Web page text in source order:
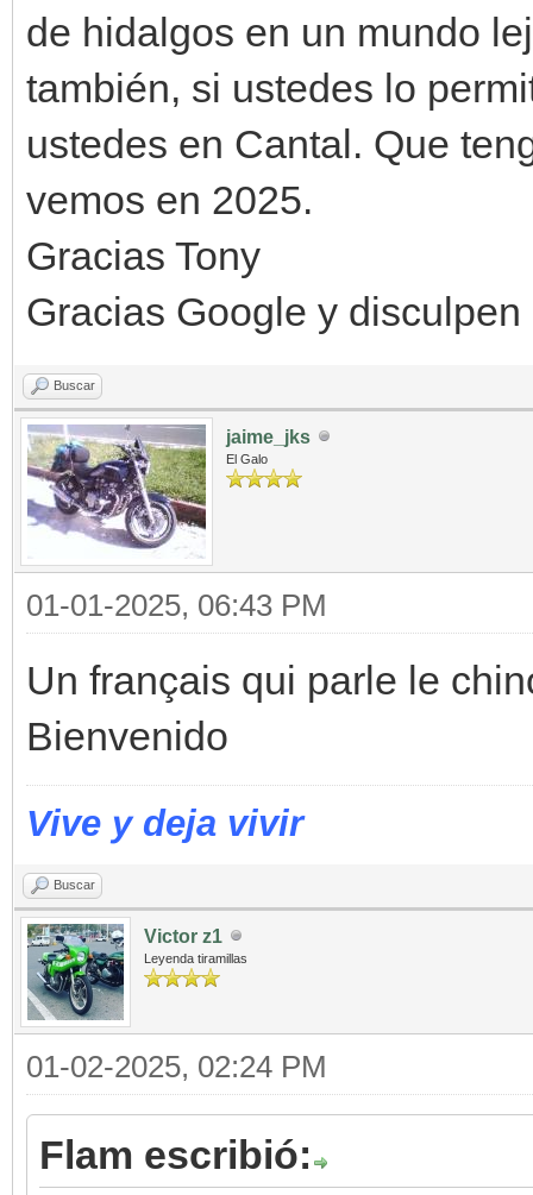
de hidalgos en un mundo
también, si ustedes lo
ustedes en Cantal. Que
vemos en 2025.
Gracias Tony
Gracias Google y
Buscar
jaime_jks
El Galo
01-01-2025, 06:43 PM
Un français qui parle le
Bienvenido
Vive y deja vivir
Buscar
Victor z1
Leyenda tiramillas
01-02-2025, 02:24 PM
Flam escribió: